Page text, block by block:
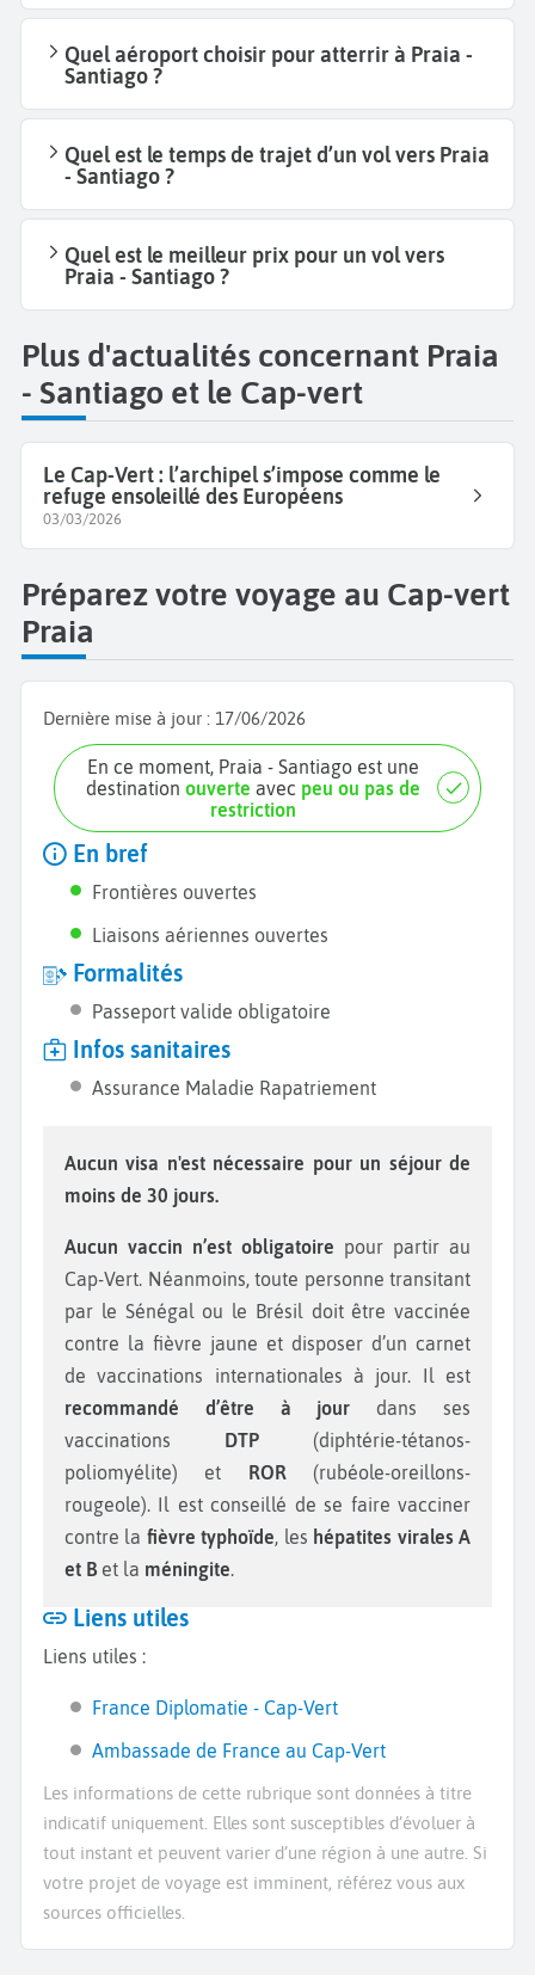
Quel aéroport choisir pour atterrir à Praia -
Santiago ?
Quel est le temps de trajet d’un vol vers Praia
- Santiago ?
Quel est le meilleur prix pour un vol vers
Praia - Santiago ?
Plus d'actualités concernant Praia
- Santiago et le Cap-vert
Le Cap-Vert : l’archipel s’impose comme le
refuge ensoleillé des Européens
03/03/2026
Préparez votre voyage au Cap-vert
Praia
Dernière mise à jour : 17/06/2026
En ce moment, Praia - Santiago est une
destinationouverte avec peu ou pas de
restriction
En bref
Frontières ouvertes
Liaisons aériennes ouvertes
Formalités
Passeport valide obligatoire
Infos sanitaires
Assurance Maladie Rapatriement
Aucun visa n'est nécessaire pour un séjour de
moins de 30 jours.
Aucun vaccin n’est obligatoire pour partir au
Cap-Vert. Néanmoins, toute personne transitant
par le Sénégal ou le Brésil doit être vaccinée
contre la fièvre jaune et disposer d’un carnet
de vaccinations internationales à jour. Il est
recommandé d’être à jourdans ses
vaccinations DTP (diphtérie-tétanos-
poliomyélite) et ROR (rubéole-oreillons-
rougeole). Il est conseillé de se faire vacciner
contre la fièvre typhoïde, les hépatites virales A
et B et la méningite.
Liens utiles
Liens utiles :
France Diplomatie - Cap-Vert
Ambassade de France au Cap-Vert
Les informations de cette rubrique sont données à titre
indicatif uniquement. Elles sont susceptibles d’évoluer à
tout instant et peuvent varier d’une région à une autre. Si
votre projet de voyage est imminent, référez vous aux
sources officielles.